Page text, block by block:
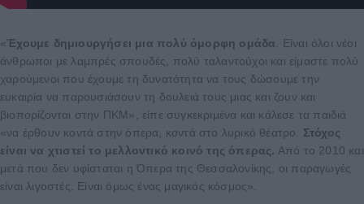
«Έχουμε δημιουργήσει μια πολύ όμορφη ομάδα . Είναι όλοι νέοι
άνθρωποι με λαμπρές σπουδές, πολύ ταλαντούχοι και είμαστε πολύ
χαρούμενοι που έχουμε τη δυνατότητα να τους δώσουμε την
ευκαιρία να παρουσιάσουν τη δουλειά τους μιας και ζουν και
βιοπορίζονται στην ΠΚΜ», είπε συγκεκριμένα και κάλεσε τα παιδιά
«να έρθουν κοντά στην όπερα, κοντά στο λυρικό θέατρο. Στόχος
είναι να χτιστεί το μελλοντικό κοινό της όπερας. Από το 2010 και
μετά που δεν υφίσταται η Όπερα της Θεσσαλονίκης, οι παραγωγές
είναι λιγοστές. Είναι όμως ένας μαγικός κόσμος».